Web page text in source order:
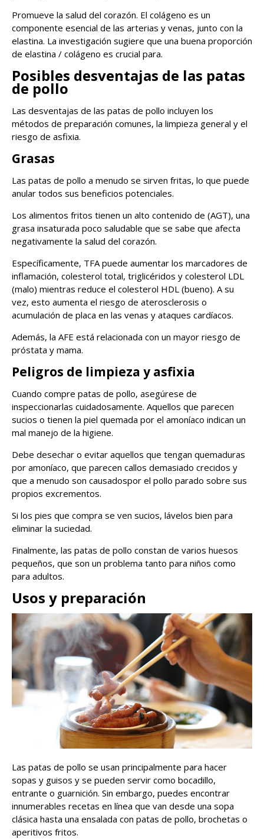
Promueve la salud del corazón. El colágeno es un
componente esencial de las arterias y venas, junto con la
elastina. La investigación sugiere que una buena proporción
de elastina / colágeno es crucial para.
Posibles desventajas de las patas
de pollo
Las desventajas de las patas de pollo incluyen los
métodos de preparación comunes, la limpieza general y el
riesgo de asfixia.
Grasas
Las patas de pollo a menudo se sirven fritas, lo que puede
anular todos sus beneficios potenciales.
Los alimentos fritos tienen un alto contenido de (AGT), una
grasa insaturada poco saludable que se sabe que afecta
negativamente la salud del corazón.
Específicamente, TFA puede aumentar los marcadores de
inflamación, colesterol total, triglicéridos y colesterol LDL
(malo) mientras reduce el colesterol HDL (bueno). A su
vez, esto aumenta el riesgo de aterosclerosis o
acumulación de placa en las venas y ataques cardíacos.
Además, la AFE está relacionada con un mayor riesgo de
próstata y mama.
Peligros de limpieza y asfixia
Cuando compre patas de pollo, asegúrese de
inspeccionarlas cuidadosamente. Aquellos que parecen
sucios o tienen la piel quemada por el amoníaco indican un
mal manejo de la higiene.
Debe desechar o evitar aquellos que tengan quemaduras
por amoníaco, que parecen callos demasiado crecidos y
que a menudo son causados ​​por el pollo parado sobre sus
propios excrementos.
Si los pies que compra se ven sucios, lávelos bien para
eliminar la suciedad.
Finalmente, las patas de pollo constan de varios huesos
pequeños, que son un problema tanto para niños como
para adultos.
Usos y preparación
Las patas de pollo se usan principalmente para hacer
sopas y guisos y se pueden servir como bocadillo,
entrante o guarnición. Sin embargo, puedes encontrar
innumerables recetas en línea que van desde una sopa
clásica hasta una ensalada con patas de pollo, brochetas o
aperitivos fritos.